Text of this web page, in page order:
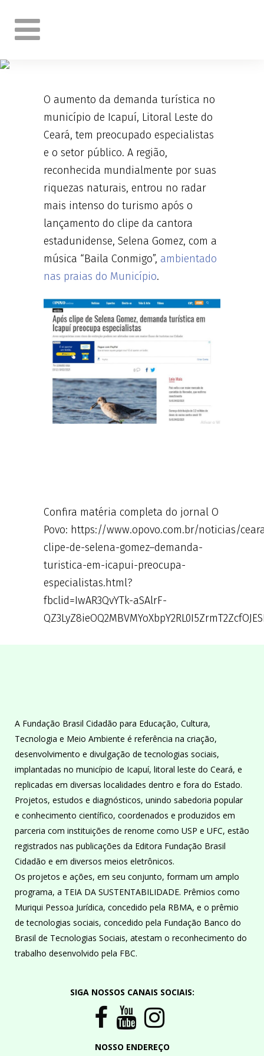
O aumento da demanda turística no
município de Icapuí, Litoral Leste do
Ceará, tem preocupado especialistas
e o setor público. A região,
reconhecida mundialmente por suas
riquezas naturais, entrou no radar
mais intenso do turismo após o
lançamento do clipe da cantora
estadunidense, Selena Gomez, com a
música “Baila Conmigo”, ambientado
nas praias do Município.
Confira matéria completa do jornal O
Povo: https://www.opovo.com.br/noticias/
clipe-de-selena-gomez–demanda-
turistica-em-icapui-preocupa-
especialistas.html?
fbclid=IwAR3QvYTk-aSAlrF-
A Fundação Brasil Cidadão para Educação, Cultura,
Tecnologia e Meio Ambiente é referência na criação,
desenvolvimento e divulgação de tecnologias sociais,
implantadas no município de Icapuí, litoral leste do Ceará, e
replicadas em diversas localidades dentro e fora do Estado.
Projetos, estudos e diagnósticos, unindo sabedoria popular
e conhecimento científico, coordenados e produzidos em
parceria com instituições de renome como USP e UFC, estão
registrados nas publicações da Editora Fundação Brasil
Cidadão e em diversos meios eletrônicos.
Os projetos e ações, em seu conjunto, formam um amplo
programa, a TEIA DA SUSTENTABILIDADE. Prêmios como
Muriqui Pessoa Jurídica, concedido pela RBMA, e o prêmio
de tecnologias sociais, concedido pela Fundação Banco do
Brasil de Tecnologias Sociais, atestam o reconhecimento do
trabalho desenvolvido pela FBC.
SIGA NOSSOS CANAIS SOCIAIS:
NOSSO ENDEREÇO